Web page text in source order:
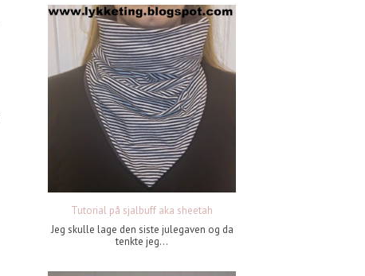
Tutorial på sjalbuff aka sheetah
Jeg skulle lage den siste julegaven og da
tenkte jeg...